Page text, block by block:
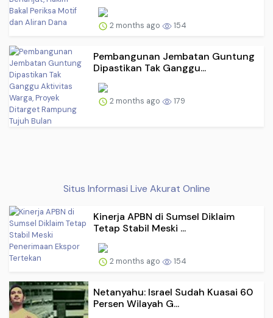
2 months ago 154
Pembangunan Jembatan Guntung
Dipastikan Tak Ganggu...
2 months ago 179
Situs Informasi Live Akurat Online
Kinerja APBN di Sumsel Diklaim
Tetap Stabil Meski ...
2 months ago 154
Netanyahu: Israel Sudah Kuasai 60
Persen Wilayah G...